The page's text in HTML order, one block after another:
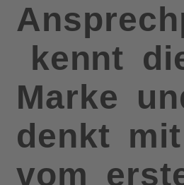
kennt
Marke
denkt mit
vom